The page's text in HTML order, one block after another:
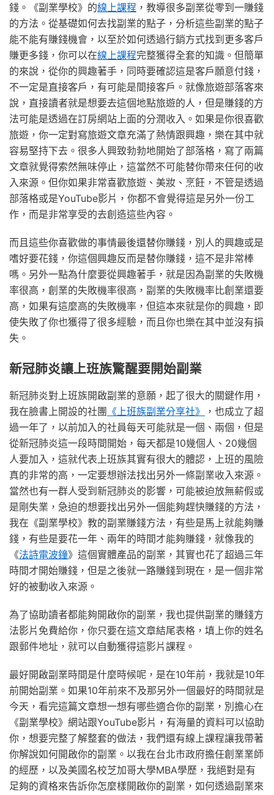
錢。《副業學校》的線上課程 ，教導很多副業從零到一賺錢
的方法。從基礎如何去找副業的點子，分析這些副業的點子
能不能有賺錢機會，以至於如何透過行銷方式找到更多客戶
賺更多錢，你可以在線上課程完整獲得全套的知識。但簡單
的來說，從你的興趣著手，同時要確認這是客戶願意付錢，
不一定是直接客戶，有可能是間接客戶。就像旅遊部落客來
說，直接讀者就是想要去這個地點旅遊的人，但是賺錢的方
法可能是透過在訂房網站上面的分潤收入。如果是你很喜歡
旅遊，你一定對寫旅遊文章充滿了熱情跟興趣，樂在其中就
容易堅持下去。很多人興致勃勃地開始了部落格，寫了兩篇
文章就覺得索然無味停止，這當然不可能替你帶來任何的收
入來源。但你如果非常喜歡旅遊、美妝、烹飪，不管是透過
部落格或是YouTube影片，你都不會覺得這是另外一份工
作，而是非常享受的去創造這些內容。
而且這些你喜歡做的事情最後還替你賺錢，別人的興趣或是
嗜好要花錢，你這個興趣反而是替你賺錢，這不是非常棒
嗎。另外一點為什麼要從興趣著手，就是因為副業的失敗機
率很高，創業的失敗機率很高，副業的失敗機率比創業還要
高，如果有這麼高的失敗機率，但這本來就是你的興趣，即
使失敗了你也獲得了很多經驗，而且你也樂在其中並沒有損
失。
新冠肺炎讓上班族驚醒要開始副業
新冠肺炎對上班族開啟副業的意願，起了很大的關鍵作用，
我在臉書上開設的社團 《上班族副業分享社》
，也成立了超
過一年了，以前加入的社員每天可能就是一個、兩個，但是
從新冠肺炎這一段時間開始，每天都是10幾個人、20幾個
人要加入，這就代表上班族其實有很大的體認，上班的風險
真的非常的高，一定要想辦法找出另外一條副業收入來源。
當然也有一群人受到新冠肺炎的影響，可能被迫放無薪假或
是剛失業，急迫的想要找出另外一個能夠趕快賺錢的方法，
我在《副業學校》教的副業賺錢方法，有些是馬上就能夠賺
錢，有些是要花一年、兩年的時間才能夠賺錢，就像我的
《法詩電波鐘》這個實體產品的副業，其實也花了超過三年
時間才開始賺錢，但是之後就一路賺錢到現在，是一個非常
好的被動收入來源。
為了協助讀者都能夠開啟你的副業，我也提供副業的賺錢方
法影片免費給你，你只要在這文章結尾表格，填上你的姓名
跟郵件地址，就可以自動獲得這影片課程。
最好開啟副業時間是什麼時候呢，是在10年前，我就是10年
前開始副業。 如果10年前來不及那另外一個最好的時間就是
今天，看完這篇文章想一想有哪些適合你的副業，別擔心在
《副業學校》網站跟YouTube影片，有海量的資料可以協助
你，想要完整了解整套的做法，我們還有線上課程讓我帶著
你解說如何開啟你的副業。 以我在台北市政府擔任創業業師
的經歷，以及美國名校芝加哥大學MBA學歷，我絕對是有
足夠的資格來告訴你怎麼樣開啟你的副業，如何透過副業來